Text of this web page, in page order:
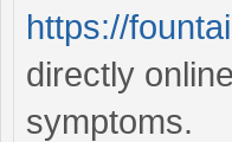
https://
directly
symptoms.